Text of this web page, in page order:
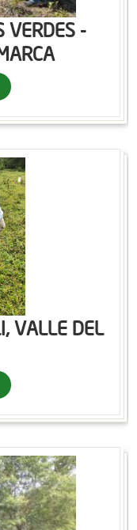
VERDES -
VALLE DEL